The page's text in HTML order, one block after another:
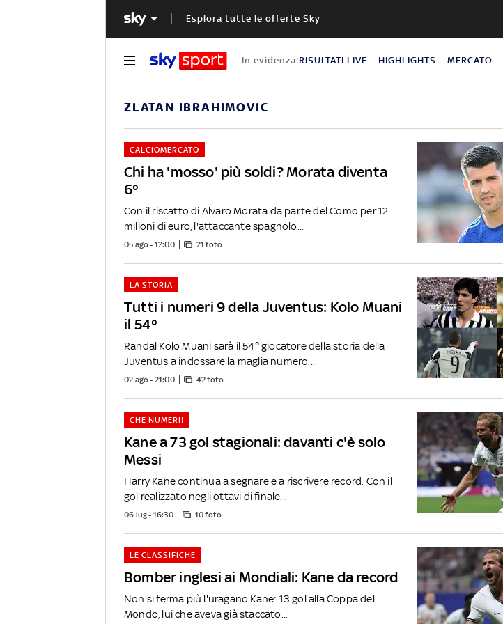
Esplora tutte le offerte Sky
In evidenza:RISULTATI LIVE HIGHLIGHTS MERCATO
ZLATAN IBRAHIMOVIC
Chi ha 'mosso' più soldi? Morata diventa
6°
CALCIOMERCATO
Con il riscatto di Alvaro Morata da parte del Como per 12
milioni di euro, l'attaccante spagnolo...
05 ago - 12:00 21 foto
Tutti i numeri 9 della Juventus: Kolo Muani
il 54°
LA STORIA
Randal Kolo Muani sarà il 54° giocatore della storia della
Juventus a indossare la maglia numero...
02 ago - 21:00 42 foto
Kane a 73 gol stagionali: davanti c'è solo
Messi
CHE NUMERI!
Harry Kane continua a segnare e a riscrivere record. Con il
gol realizzato negli ottavi di finale...
06 lug - 16:30 10 foto
Bomber inglesi ai Mondiali: Kane da record
LE CLASSIFICHE
Non si ferma più l'uragano Kane: 13 gol alla Coppa del
Mondo, lui che aveva già staccato...